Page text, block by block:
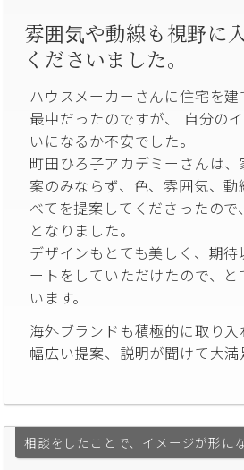
雰囲気や動線も視野に
くださいました。
ハウスメーカーさんに住宅を建
最中だったのですが、 自分の
いになるか不安でした。
町田ひろ子アカデミーさんは
案のみならず、色、雰囲気、
べてを提案してくださったの
となりました。
デザインもとても美しく、期
ートをしていただけたので、と
います。
海外ブランドも積極的に取り入
幅広い提案、説明が聞けて大満
相談をしたことで、イメージが形に